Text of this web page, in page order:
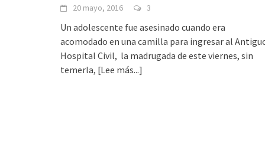
20 mayo, 2016 3
Un adolescente fue asesinado cuando era
acomodado en una camilla para ingresar al
Hospital Civil, la madrugada de este viernes, sin
temerla, [Lee más...]